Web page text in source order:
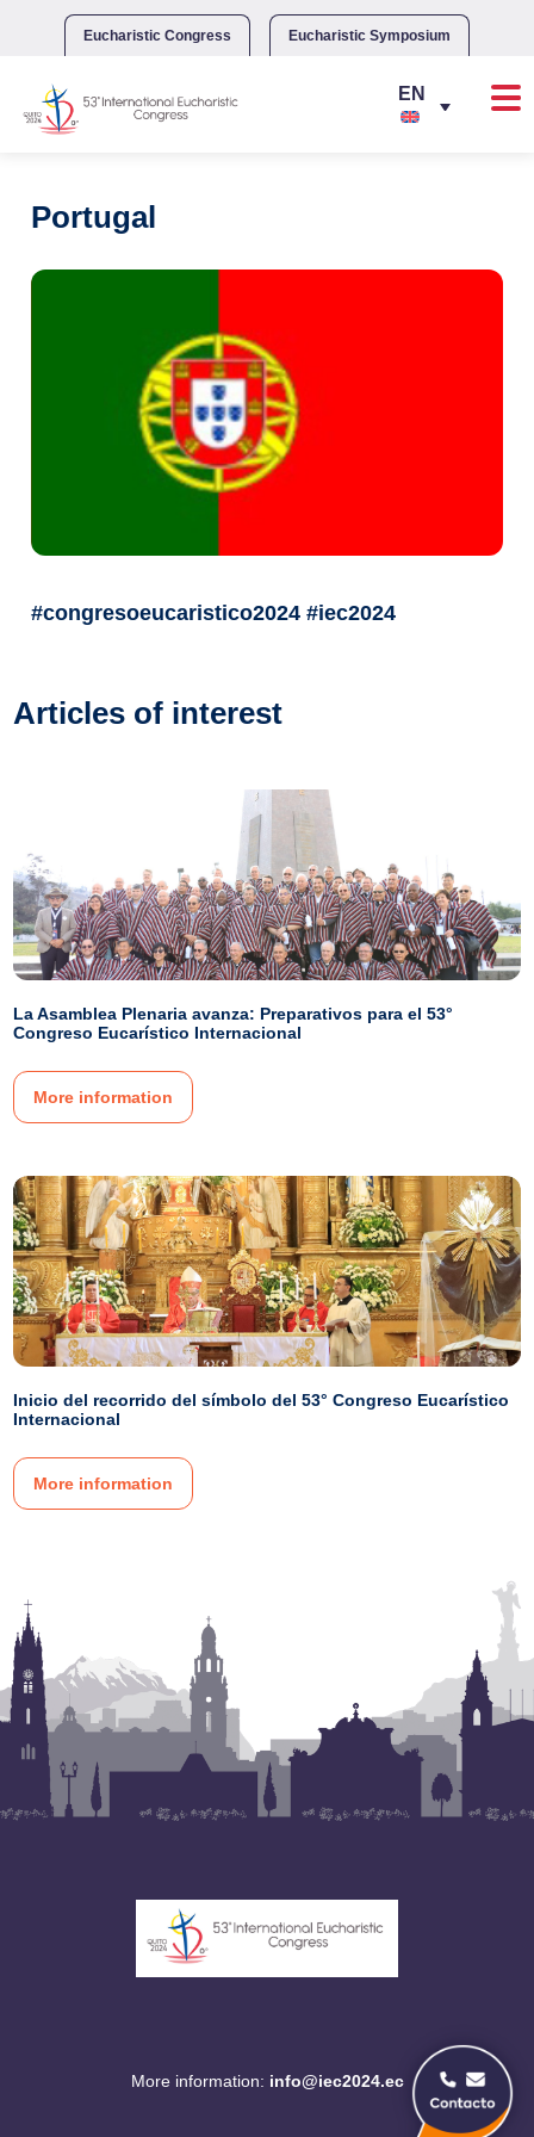
Eucharistic Congress Eucharistic Symposium
Portugal
#congresoeucaristico2024 #iec2024
Articles of interest
La Asamblea Plenaria avanza: Preparativos para el 53°
Congreso Eucarístico Internacional
More information
Inicio del recorrido del símbolo del 53° Congreso Eucarístico
Internacional
More information
More information: info@iec2024.ec